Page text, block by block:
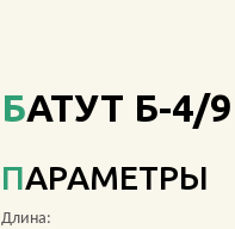
БАТУТ Б-4/9
ПАРАМЕТРЫ
Длина: